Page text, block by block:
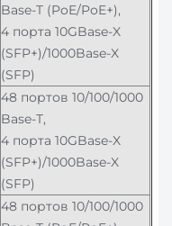
Base-T (PoE/PoE+),
4 порта 10GBase-X
(SFP+)/1000Base-X
(SFP)
48 портов 10/100/1000
Base-T,
4 порта 10GBase-X
(SFP+)/1000Base-X
(SFP)
48 портов 10/100/1000